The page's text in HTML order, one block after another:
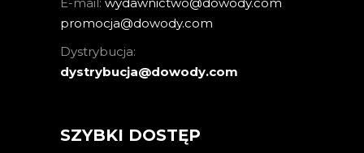
promocja@dowody.com
Dystrybucja:
dystrybucja@dowody.com
SZYBKI DOSTĘP